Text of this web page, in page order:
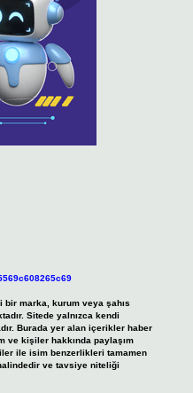
marka, kurum veya şahıs
Sitede yalnızca kendi
Burada yer alan içerikler haber
ve kişiler hakkında paylaşım
ile isim benzerlikleri tamamen
ve tavsiye niteliği